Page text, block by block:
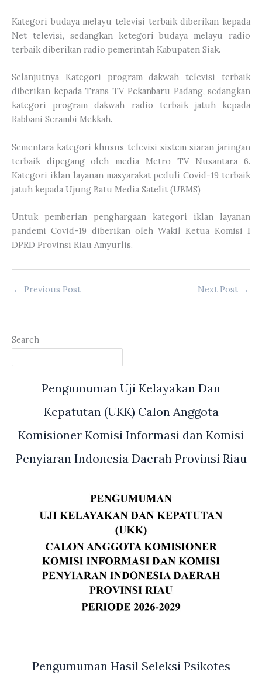
Kategori budaya melayu televisi terbaik diberikan kepada
Net televisi, sedangkan ketegori budaya melayu radio
terbaik diberikan radio pemerintah Kabupaten Siak.
Selanjutnya Kategori program dakwah televisi terbaik
diberikan kepada Trans TV Pekanbaru Padang, sedangkan
kategori program dakwah radio terbaik jatuh kepada
Rabbani Serambi Mekkah.
Sementara kategori khusus televisi sistem siaran jaringan
terbaik dipegang oleh media Metro TV Nusantara 6.
Kategori iklan layanan masyarakat peduli Covid-19 terbaik
jatuh kepada Ujung Batu Media Satelit (UBMS)
Untuk pemberian penghargaan kategori iklan layanan
pandemi Covid-19 diberikan oleh Wakil Ketua Komisi I
DPRD Provinsi Riau Amyurlis.
← Previous Post Next Post →
Search
Pengumuman Uji Kelayakan Dan
Kepatutan (UKK) Calon Anggota
Komisioner Komisi Informasi dan Komisi
Penyiaran Indonesia Daerah Provinsi Riau
Pengumuman Hasil Seleksi Psikotes